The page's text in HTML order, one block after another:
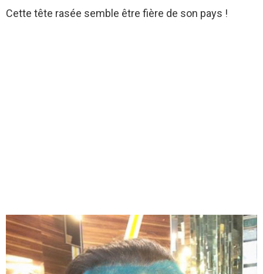
Cette tête rasée semble être fière de son pays !